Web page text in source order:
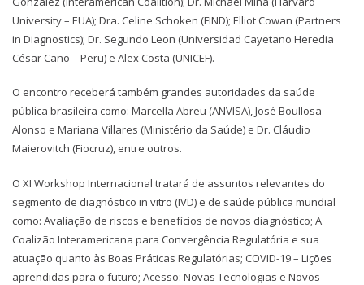
University – EUA); Dra. Celine Schoken (FIND); Elliot Cowan (Partners
in Diagnostics); Dr. Segundo Leon (Universidad Cayetano Heredia
César Cano – Peru) e Alex Costa (UNICEF).
O encontro receberá também grandes autoridades da saúde
pública brasileira como: Marcella Abreu (ANVISA), José Boullosa
Alonso e Mariana Villares (Ministério da Saúde) e Dr. Cláudio
Maierovitch (Fiocruz), entre outros.
O XI Workshop Internacional tratará de assuntos relevantes do
segmento de diagnóstico in vitro (IVD) e de saúde pública mundial
como: Avaliação de riscos e benefícios de novos diagnóstico; A
Coalizão Interamericana para Convergência Regulatória e sua
atuação quanto às Boas Práticas Regulatórias; COVID-19 – Lições
aprendidas para o futuro; Acesso: Novas Tecnologias e Novos